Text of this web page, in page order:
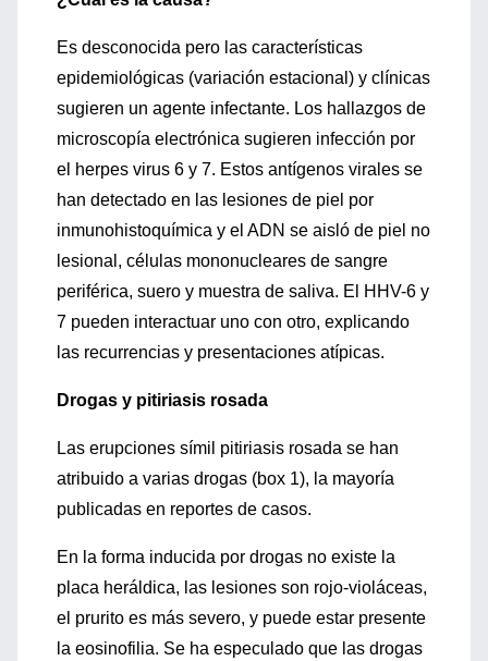
Es desconocida pero las características
epidemiológicas (variación estacional) y clínicas
sugieren un agente infectante. Los hallazgos de
microscopía electrónica sugieren infección por
el herpes virus 6 y 7. Estos antígenos virales se
han detectado en las lesiones de piel por
inmunohistoquímica y el ADN se aisló de piel no
lesional, células mononucleares de sangre
periférica, suero y muestra de saliva. El HHV-6 y
7 pueden interactuar uno con otro, explicando
las recurrencias y presentaciones atípicas.
Drogas y pitiriasis rosada
Las erupciones símil pitiriasis rosada se han
atribuido a varias drogas (box 1), la mayoría
publicadas en reportes de casos.
En la forma inducida por drogas no existe la
placa heráldica, las lesiones son rojo-violáceas,
el prurito es más severo, y puede estar presente
la eosinofilia. Se ha especulado que las drogas